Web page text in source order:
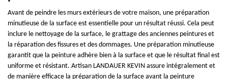
Avant de peindre les murs extérieurs de votre maison, une préparation
minutieuse de la surface est essentielle pour un résultat réussi. Cela peut
inclure le nettoyage de la surface, le grattage des anciennes peintures et
la réparation des fissures et des dommages. Une préparation minutieuse
garantit que la peinture adhère bien à la surface et que le résultat final est
uniforme et résistant. Artisan LANDAUER KEVIN assure intégralement et
de manière efficace la préparation de la surface avant la peinture